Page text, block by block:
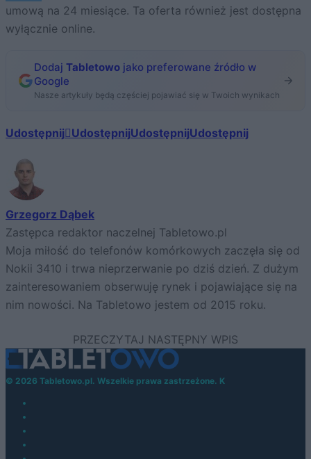
umową na 24 miesiące. Ta oferta również jest dostępna
wyłącznie online.
Dodaj Tabletowo jako preferowane źródło w
Google
Nasze artykuły będą częściej pojawiać się w Twoich wynikach
Udostępnij UdostępnijUdostępnijUdostępnij
Grzegorz Dąbek
Zastępca redaktor naczelnej Tabletowo.pl
Moja miłość do telefonów komórkowych zaczęła się od
Nokii 3410 i trwa nieprzerwanie po dziś dzień. Z dużym
zainteresowaniem obserwuję rynek i pojawiające się na
nim nowości. Na Tabletowo jestem od 2015 roku.
© 2026 Tabletowo.pl. Wszelkie prawa zastrzeżone. K